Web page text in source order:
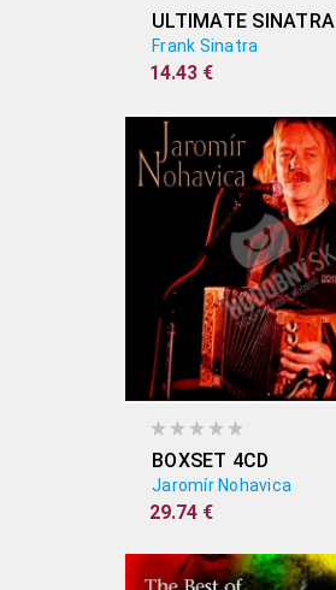
ULTIMATE SINATRA
Frank Sinatra
14.43 €
BOXSET 4CD
Jaromír Nohavica
29.74 €